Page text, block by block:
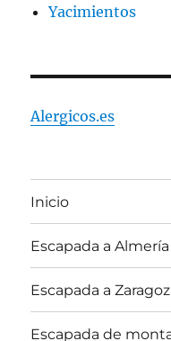
Yacimientos
Alergicos.es
Inicio
Escapada a Almería
Escapada a
Escapada de